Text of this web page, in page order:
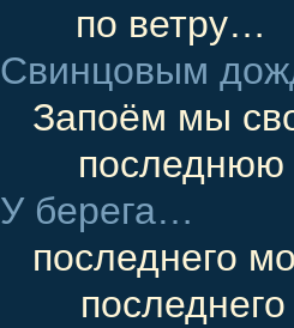
по ветру…
Свинцовым
Запоём мы
У берега…
последнего